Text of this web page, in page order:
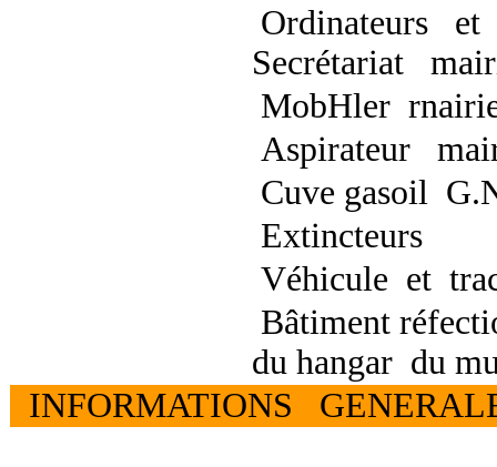
Ordinateurs
Secrétariat
MobHler
Aspirateur
Cuve gasoil
Extincteurs
Véhicule et
Bâtiment
du hangar du
INFORMATIONS